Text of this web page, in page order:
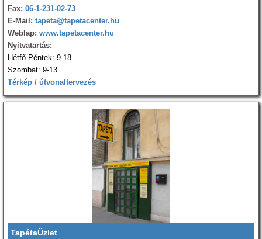
Fax: 06-1-231-02-73
E-Mail: tapeta@tapetacenter.hu
Weblap: www.tapetacenter.hu
Nyitvatartás:
Hétfő-Péntek: 9-18
Szombat: 9-13
Térkép / útvonaltervezés
TapétaÜzlet